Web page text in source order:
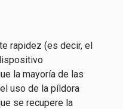
rapidez (es decir, el
la mayoría de las
uso de la píldora
se recupere la